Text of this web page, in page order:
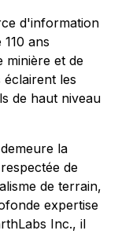
d'information
ans
minière et de
les
de haut niveau
la
de
de terrain,
expertise
Inc., il